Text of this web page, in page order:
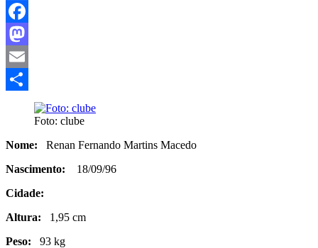
Facebook
Mastodon
Email
Foto: clube
Nome: Renan Fernando Martins Macedo
Nascimento: 18/09/96
Cidade:
Altura: 1,95 cm
Peso: 93 kg